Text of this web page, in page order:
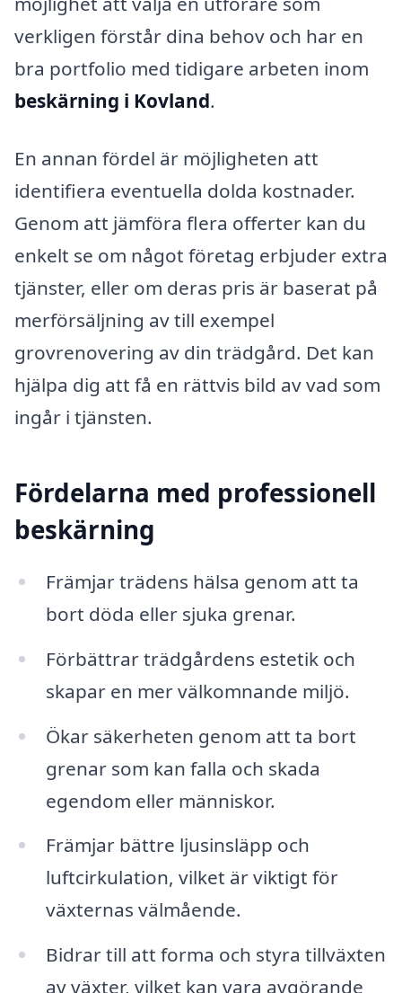
verkligen förstår dina behov och har en
bra portfolio med tidigare arbeten inom
beskärning i Kovland.
En annan fördel är möjligheten att
identifiera eventuella dolda kostnader.
Genom att jämföra flera offerter kan du
enkelt se om något företag erbjuder extra
tjänster, eller om deras pris är baserat på
merförsäljning av till exempel
grovrenovering av din trädgård. Det kan
hjälpa dig att få en rättvis bild av vad som
ingår i tjänsten.
Fördelarna med professionell
beskärning
Främjar trädens hälsa genom att ta
bort döda eller sjuka grenar.
Förbättrar trädgårdens estetik och
skapar en mer välkomnande miljö.
Ökar säkerheten genom att ta bort
grenar som kan falla och skada
egendom eller människor.
Främjar bättre ljusinsläpp och
luftcirkulation, vilket är viktigt för
växternas välmående.
Bidrar till att forma och styra tillväxten
av växter, vilket kan vara avgörande